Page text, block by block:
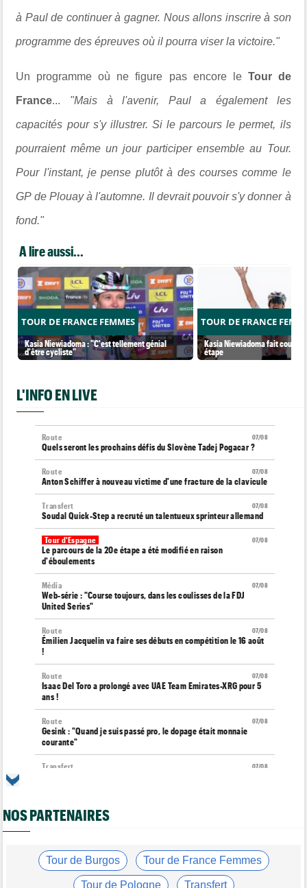
à Paul de continuer à gagner. Nous allons inscrire à son
programme des épreuves où il pourra viser la victoire."
Un programme où ne figure pas encore le Tour de
France... "Mais à l'avenir, Paul a également les
capacités pour s'y illustrer. Si le parcours le permet, ils
pourraient même un jour participer ensemble au Tour.
Pour l'instant, je pense plutôt à des courses comme le
GP de Plouay à l'automne. Il devrait pouvoir s'y donner à
fond."
A lire aussi...
TOUR DE FRANCE FEMMES
Kasia Niewiadoma : "C'est tellement génial
d'être cycliste"
TOUR DE FRANCE
Kasia Niewiadoma fait coup
étape
L'INFO EN LIVE
07/08
Route
Quels seront les prochains défis du Slovène Tadej Pogacar ?
07/08
Route
Anton Schiffer à nouveau victime d'une fracture de la clavicule
07/08
Transfert
Soudal Quick-Step a recruté un talentueux sprinteur allemand
07/08
Tour d'Espagne
Le parcours de la 20e étape a été modifié en raison
d'éboulements
07/08
Média
Web-série : "Course toujours, dans les coulisses de la FDJ
United Series"
07/08
Route
Émilien Jacquelin va faire ses débuts en compétition le 16 août
!
07/08
Route
Isaac Del Toro a prolongé avec UAE Team Emirates-XRG pour 5
ans !
07/08
Route
Gesink : "Quand je suis passé pro, le dopage était monnaie
courante"
07/08
Transfert
Transfert
Lotto-Intermarché fait passer pro trois jeunes de sa formation
Kasia Niewiadoma : "C'est tellement génial d'être cycliste"
Tour de Burgos
NOS PARTENAIRES
Tour de Burgos Tour de France Femmes
Tour de Pologne Transfert